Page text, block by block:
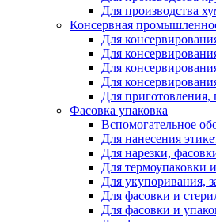
Для производства
Консервная
Для
Для
Для
Для
Для приготовления,
Фасовка упаковка
Вспомогательное
Для нанесения
Для нарезки,
Для термоупаковки
Для укупоривания,
Для фасовки и
Для фасовки и